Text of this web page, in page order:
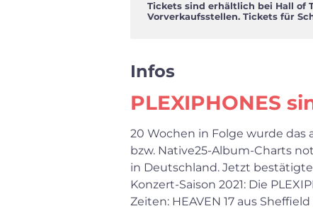
Tickets sind erhältlich bei Hall of
Vorverkaufsstellen. Tickets für
Infos
PLEXIPHONES
20 Wochen in Folge wurde das
bzw. Native25-Album-Charts
in Deutschland. Jetzt
Konzert-Saison 2021: Die
Zeiten: HEAVEN 17 aus